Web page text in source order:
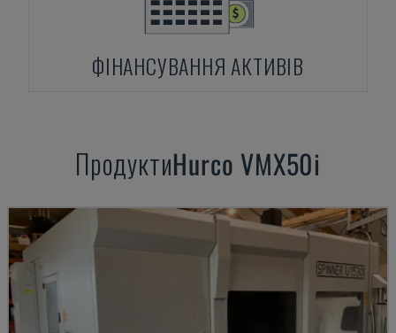
ФІНАНСУВАННЯ АКТИВІВ
ПродуктиHurco VMX50i